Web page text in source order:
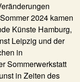
2024 kamen
Künste Hamburg,
Leipzig und der
in
Sommerwerkstatt
in Zeiten des